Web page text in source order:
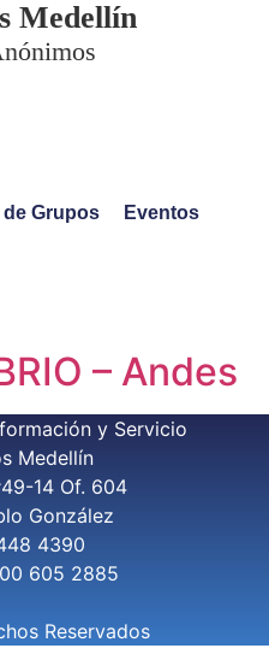
Medellín
Grupos
Eventos
– Andes
y Servicio
Medellín
14 Of. 604
González
4390
605 2885
Reservados